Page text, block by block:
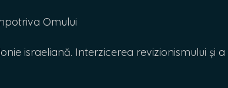
Omului
israeliană. Interzicerea revizionismului și a